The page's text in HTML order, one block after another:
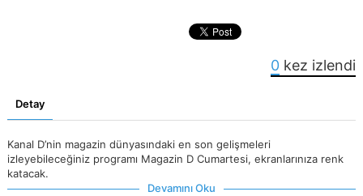
0 kez izlendi
Detay
Kanal D’nin magazin dünyasındaki en son gelişmeleri
izleyebileceğiniz programı Magazin D Cumartesi, ekranlarınıza renk
katacak.
Devamını Oku